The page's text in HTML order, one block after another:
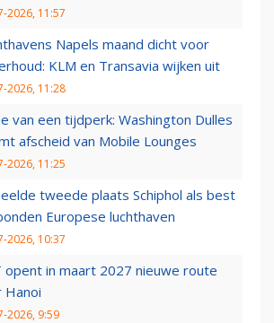
2026, 11:57
Napels maand dicht voor
KLM en Transavia wijken uit
2026, 11:28
van een tijdperk: Washington Dulles
afscheid van Mobile Lounges
2026, 11:25
tweede plaats Schiphol als best
Europese luchthaven
2026, 10:37
opent in maart 2027 nieuwe route
Hanoi
2026, 9:59